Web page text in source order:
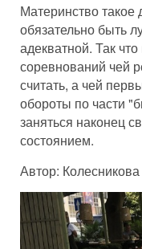
Материнство
обязательно быть
адекватной. Так
соревнований чей
считать, а чей
обороты по части
заняться наконец
состоянием.
Автор: